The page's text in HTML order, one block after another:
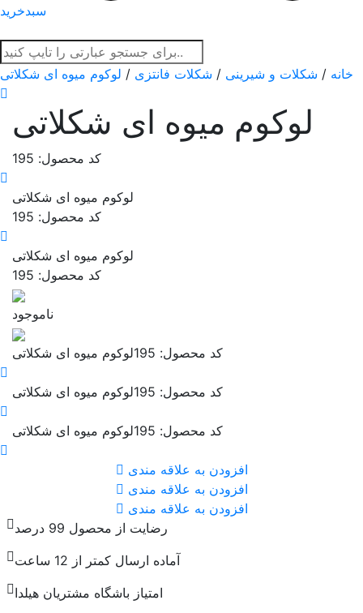
سبدخرید
خانه / شکلات و شیرینی / شکلات فانتزی / لوکوم میوه ای شکلاتی
لوکوم میوه ای شکلاتی
کد محصول: 195
لوکوم میوه ای شکلاتی
کد محصول: 195
لوکوم میوه ای شکلاتی
کد محصول: 195
ناموجود
لوکوم میوه ای شکلاتی کد محصول: 195
لوکوم میوه ای شکلاتی کد محصول: 195
لوکوم میوه ای شکلاتی کد محصول: 195
افزودن به علاقه مندی
افزودن به علاقه مندی
افزودن به علاقه مندی
رضایت از محصول 99 درصد
آماده ارسال کمتر از 12 ساعت
امتیاز باشگاه مشتریان هیلدا